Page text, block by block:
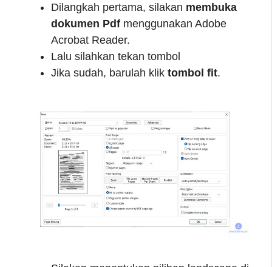
Dilangkah pertama, silakan membuka
dokumen Pdf menggunakan Adobe
Acrobat Reader.
Lalu silahkan tekan tombol
Jika sudah, barulah klik tombol fit.